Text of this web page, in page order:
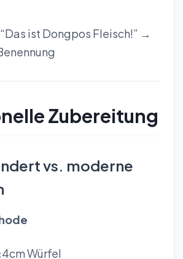
ist Dongpos Fleisch!” →
Zubereitung
vs. moderne
Würfel